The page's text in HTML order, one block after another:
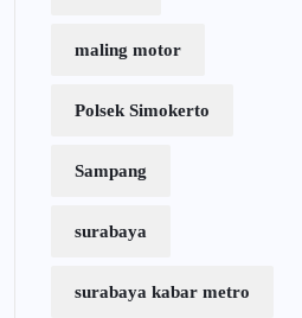
maling motor
Polsek Simokerto
Sampang
surabaya
surabaya kabar metro